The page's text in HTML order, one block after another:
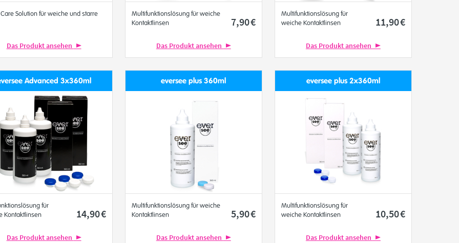
Care Solution für weiche und starre
Das Produkt ansehen
Multifunktionslösung für weiche
Kontaktlinsen
7,90€
Das Produkt ansehen
Multifunktionslösung für
weiche Kontaktlinsen
11,90€
Das Produkt ansehen
Advanced 3x360ml
für
Kontaktlinsen
14,90€
Das Produkt ansehen
eversee plus 360ml
Multifunktionslösung für weiche
Kontaktlinsen
5,90€
Das Produkt ansehen
eversee plus 2x360ml
Multifunktionslösung für
weiche Kontaktlinsen
10,50€
Das Produkt ansehen